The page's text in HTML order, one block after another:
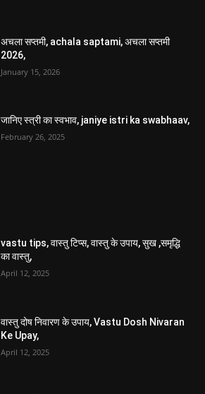
अचला सप्तमी, achala saptami, अचला सप्तमी
2026,
January 15, 2026
जानिए स्त्री का स्वभाव, janiye istri ka swabhaav,
February 26, 2025
vastu tips, वास्तु टिप्स, वास्तु के उपाय, सुख ,समृद्धि
का वास्तु,
April 12, 2025
वास्तु दोष निवारण के उपाय, Vastu Dosh Nivaran
Ke Upay,
April 12, 2025